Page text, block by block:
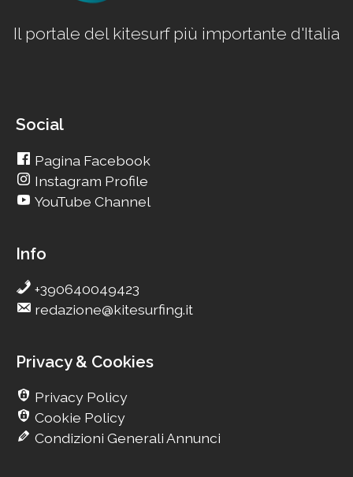
Il portale del kitesurf più importante d'Italia
Social
Pagina Facebook
Instagram Profile
YouTube Channel
Info
+390640049423
redazione@kitesurfing.it
Privacy & Cookies
Privacy Policy
Cookie Policy
Condizioni Generali Annunci